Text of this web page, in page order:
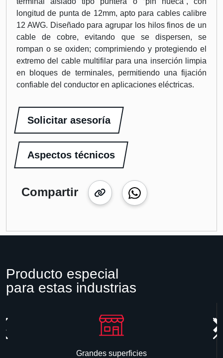
longitud de punta de 12mm, apto para cables calibre
12 AWG. Diseñado para agrupar los hilos finos de un
cable de cobre, evitando que se dispersen, se
rompan o se oxiden; comprimiendo y protegiendo el
extremo del cable multifilar para una inserción limpia
en bloques de terminales, permitiendo una fijación
confiable del conductor en aplicaciones eléctricas.
Solicitar asesoría
Aspectos técnicos
Compartir
Producto especial
para estas industrias
Grandes superficies